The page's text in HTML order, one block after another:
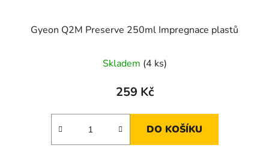
Gyeon Q2M Preserve 250ml Impregnace plastů
Skladem (4 ks)
259 Kč
DO KOŠÍKU